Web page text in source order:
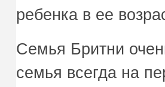
ребенка в ее
Семья Бритни
семья всегда на